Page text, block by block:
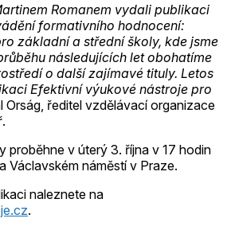
Romanem vydali publikaci
formativního hodnocení:
základní a střední školy, kde jsme
následujících let obohatíme
o další zajímavé tituly. Letos
Efektivní výukové nástroje pro
Orság, ředitel vzdělávací organizace
proběhne v úterý 3. října v 17 hodin
Václavském náměstí v Praze.
naleznete na
.